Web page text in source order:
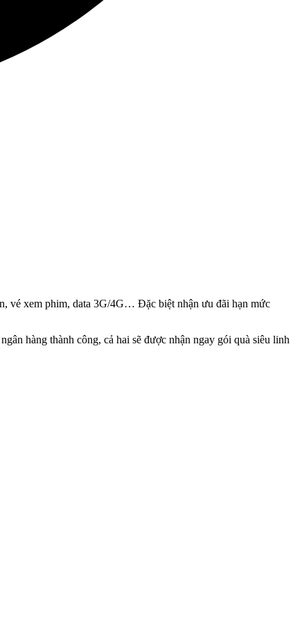
vé xem phim, data 3G/4G… Đặc biệt nhận ưu đãi hạn mức
hàng thành công, cả hai sẽ được nhận ngay gói quà siêu linh